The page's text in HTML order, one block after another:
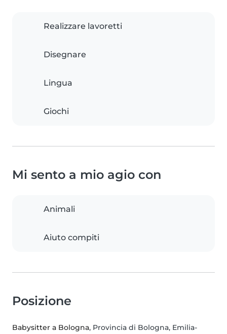
Realizzare lavoretti
Disegnare
Lingua
Giochi
Mi sento a mio agio con
Animali
Aiuto compiti
Posizione
Babysitter a Bologna, Provincia di Bologna, Emilia-